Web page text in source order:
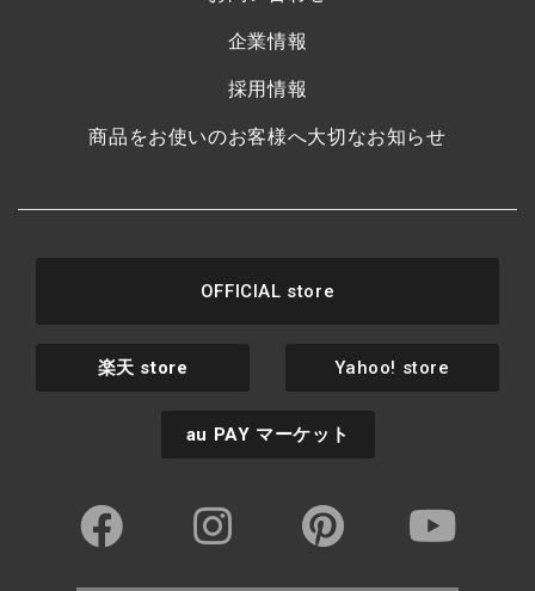
企業情報
採用情報
商品をお使いのお客様へ大切なお知らせ
OFFICIAL store
楽天 store Yahoo! store
au PAY マーケット